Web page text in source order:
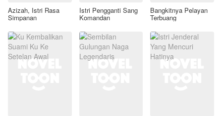
Azizah, Istri Rasa
Simpanan
Istri Pengganti Sang
Komandan
Bangkitnya Pelayan
Terbuang